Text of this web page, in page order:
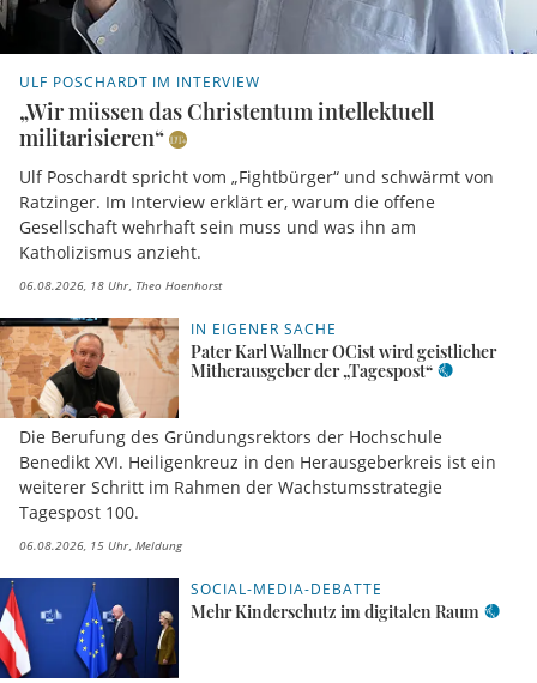
ULF POSCHARDT IM INTERVIEW
„Wir müssen das Christentum intellektuell
militarisieren“
Ulf Poschardt spricht vom „Fightbürger“ und schwärmt von
Ratzinger. Im Interview erklärt er, warum die offene
Gesellschaft wehrhaft sein muss und was ihn am
Katholizismus anzieht.
06.08.2026, 18 Uhr Theo Hoenhorst
IN EIGENER SACHE
Pater Karl Wallner OCist wird geistlicher
Mitherausgeber der „Tagespost“
Die Berufung des Gründungsrektors der Hochschule
Benedikt XVI. Heiligenkreuz in den Herausgeberkreis ist ein
weiterer Schritt im Rahmen der Wachstumsstrategie
Tagespost 100.
06.08.2026, 15 Uhr Meldung
SOCIAL-MEDIA-DEBATTE
Mehr Kinderschutz im digitalen Raum